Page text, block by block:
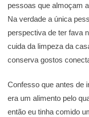
pessoas que almoçam
Na verdade a única
perspectiva de ter fava
cuida da limpeza da
conserva gostos
Confesso que antes de
era um alimento pelo
então eu tinha comido